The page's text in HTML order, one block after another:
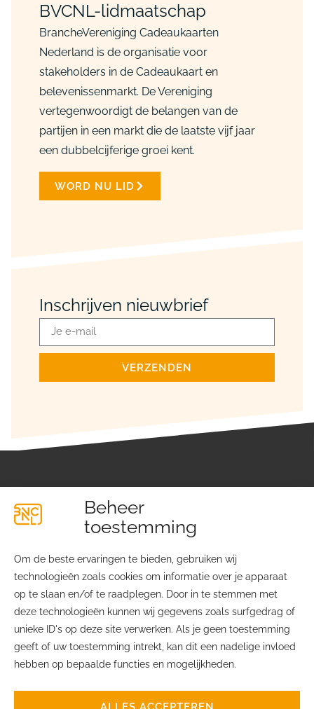
Beheer
toestemming
Om de beste ervaringen te bieden, gebruiken wij
technologieën zoals cookies om informatie over je apparaat
op te slaan en/of te raadplegen. Door in te stemmen met
deze technologieën kunnen wij gegevens zoals surfgedrag of
unieke ID's op deze site verwerken. Als je geen toestemming
geeft of uw toestemming intrekt, kan dit een nadelige invloed
hebben op bepaalde functies en mogelijkheden.
BVCNL-lidmaatschap
BrancheVereniging Cadeaukaarten
Nederland is de organisatie voor
stakeholders in de Cadeaukaart en
belevenissenmarkt. De Vereniging
vertegenwoordigt de belangen van de
partijen in een markt die de laatste vijf jaar
een dubbelcijferige groei kent.
WORD NU LID
Inschrijven nieuwbrief
VERZENDEN
Lichtfabriekplein 4
2031 TE Haarlem
info@bvcnl.nl
Ledenvoordelen
Privacyverklaring
Cookiebeleid